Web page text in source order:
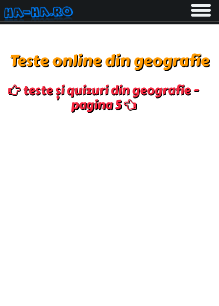
Toggle
Teste online din geografie
teste și quizuri din geografie -
pagina 5